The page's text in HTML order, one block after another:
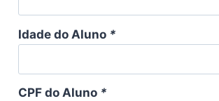
Idade do Aluno *
CPF do Aluno *